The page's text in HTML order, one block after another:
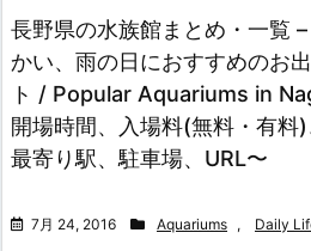
長野県の水族館まとめ・一覧
かい、雨の日におすすめのお
ト / Popular Aquariums in
開場時間、入場料(無料・有料
最寄り駅、駐車場、URL〜
7月 24, 2016 Aquariums , Daily